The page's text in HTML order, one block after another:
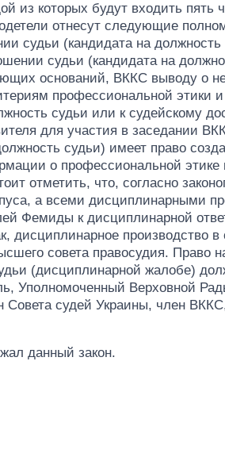
из которых будут входить пять
отнесут следующие
судьи (кандидата на должность
судьи (кандидата на
оснований, ВККС выводу о
профессиональной этики
судьи или к судейскому
для участия в заседании
судьи) имеет право
о профессиональной этике
отметить, что, согласно
а всеми дисциплинарными
Фемиды к дисциплинарной
дисциплинарное производство
совета правосудия. Право
(дисциплинарной жалобе)
Уполномоченный Верховной
Совета судей Украины, член
данный закон.